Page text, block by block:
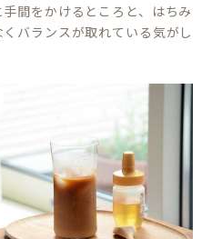
間をかけるところと、はちみ
バランスが取れている気がし